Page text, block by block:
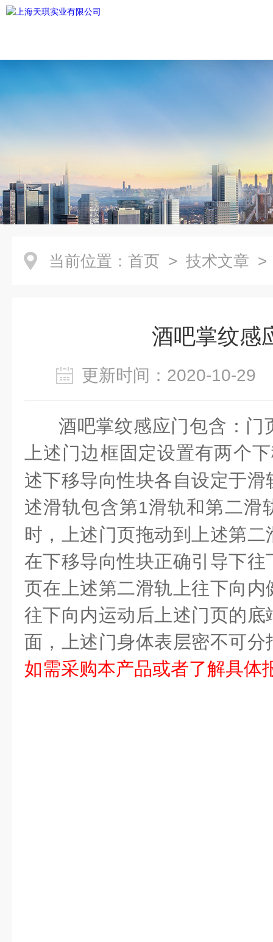
当前位置： 首页 > 技术文章 >
酒吧掌纹感
更新时间：2020-10-
酒吧掌纹感应门包含：门
上述门边框固定设置有两个
述下移导向性块各自设定于
述滑轨包含第1滑轨和第二滑
时，上述门页拖动到上述第
在下移导向性块正确引导下
页在上述第二滑轨上往下向
往下向内运动后上述门页的
面，上述门身体表层密不可
如需采购本产品或者了解具